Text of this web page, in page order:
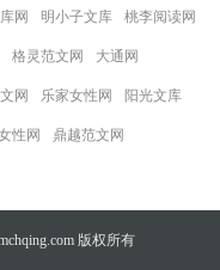
网 明小子文库 桃李阅读网
格灵范文网 大通网
网 乐家女性网 阳光文库
性网 鼎越范文网
版权所有